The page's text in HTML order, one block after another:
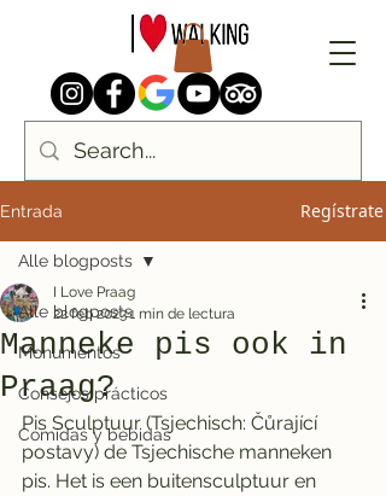
Entrada Regístrate
Alle blogposts
Monumentos
Consejos prácticos
Comidas y bebidas
Alle blogposts
Manneke pis ook in
Praag?
I Love Praag
22 feb 20231 min de lectura
Pis Sculptuur (Tsjechisch: Čůrající
postavy) de Tsjechische manneken
pis. Het is een buitensculptuur en